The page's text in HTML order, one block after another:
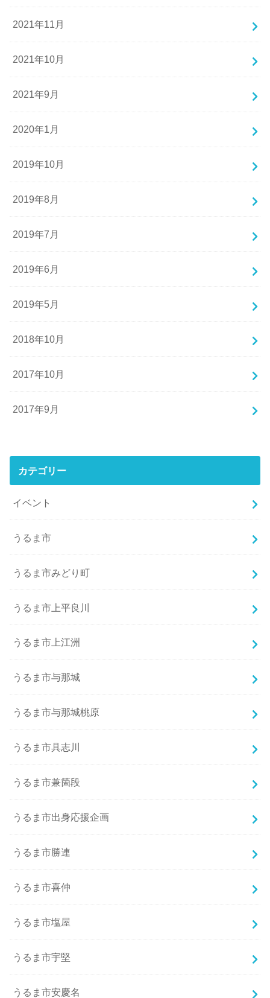
2021年11月
2021年10月
2021年9月
2020年1月
2019年10月
2019年8月
2019年7月
2019年6月
2019年5月
2018年10月
2017年10月
2017年9月
カテゴリー
イベント
うるま市
うるま市みどり町
うるま市上平良川
うるま市上江洲
うるま市与那城
うるま市与那城桃原
うるま市具志川
うるま市兼箇段
うるま市出身応援企画
うるま市勝連
うるま市喜仲
うるま市塩屋
うるま市宇堅
うるま市安慶名